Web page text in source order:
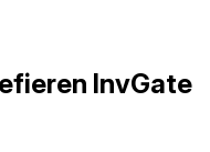
InvGate